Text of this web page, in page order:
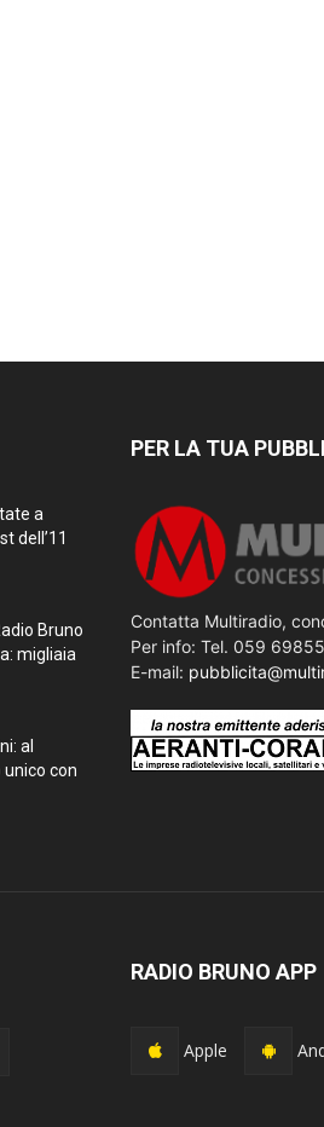
a
dell’11
Bruno
migliaia
al
unico con
PER LA TUA
Contatta Multiradio,
Per info: Tel. 059
E-mail:
RADIO BRUNO APP
Apple